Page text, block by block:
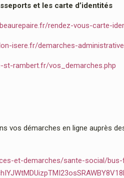
et les carte d’identités
rendez-vous-carte-
isere.fr/demarches-
st-rambert.fr/vos_demarches.php
vos démarches en ligne auprès
et-demarches/sante-social/